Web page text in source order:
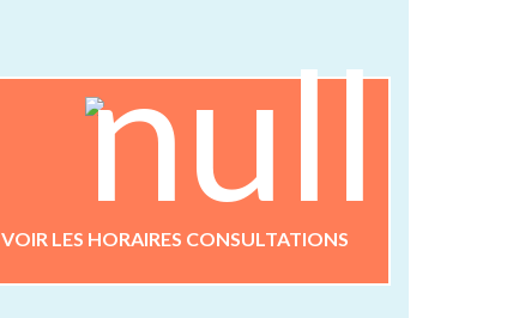
VOIR LES HORAIRES CONSULTATIONS
HORAIRES
du Lundi au Vendredi
de 8h45 à 18h